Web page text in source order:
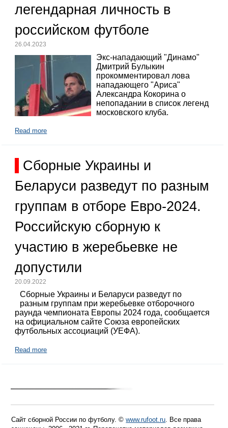
легендарная личность в
российском футболе
26.04.2023
Экс-нападающий "Динамо"
Дмитрий Булыкин
прокомментировал лова
нападающего "Ариса"
Александра Кокорина о
непопадании в список легенд
московского клуба.
Read more
Сборные Украины и
Беларуси разведут по разным
группам в отборе Евро-2024.
Российскую сборную к
участию в жеребьевке не
допустили
20.09.2022
Сборные Украины и Беларуси разведут по
разным группам при жеребьевке отборочного
раунда чемпионата Европы 2024 года, сообщается
на официальном сайте Союза европейских
футбольных ассоциаций (УЕФА).
Read more
Сайт сборной России по футболу. ©www.rufoot.ru. Все права